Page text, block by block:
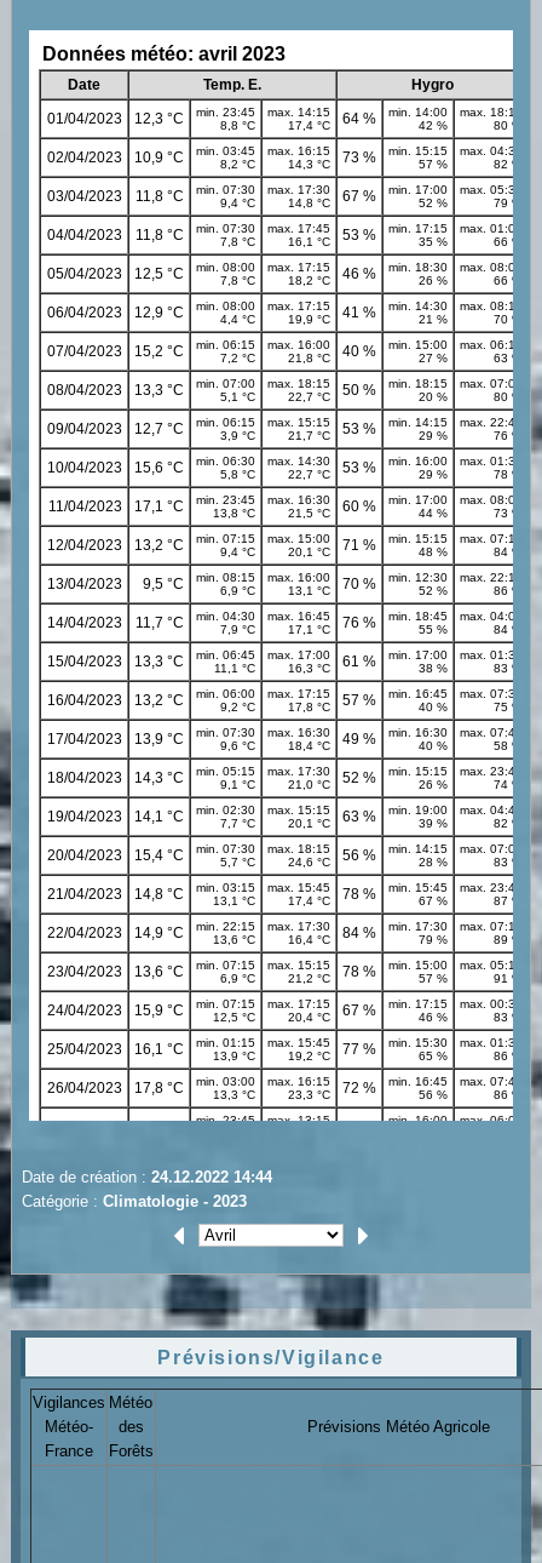
Date de création : 24.12.2022 14:44
Catégorie : Climatologie - 2023
Prévisions/Vigilance
Vigilances
Météo-
France
Météo
des
Forêts
Prévisions Météo Agricole